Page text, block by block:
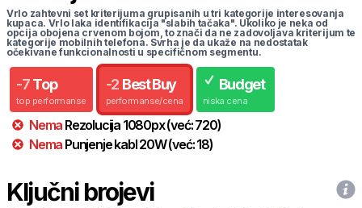
Vrlo zahtevni set kriterijuma grupisanih u tri kategorije interesovanja
kupaca. Vrlo laka identifikacija "slabih tačaka". Ukoliko je neka od
opcija obojena crvenom bojom, to znači da ne zadovoljava kriterijum te
kategorije mobilnih telefona. Svrha je da ukaže na nedostatak
očekivane funkcionalnosti u specifičnom segmentu.
-7 Top
top performanse
-2 Best Buy
performanse/cena
Budget
niska cena
Nema Rezolucija 1080px(već:720)
Nema Punjenje kabl20W(već:18)
Ključni brojevi